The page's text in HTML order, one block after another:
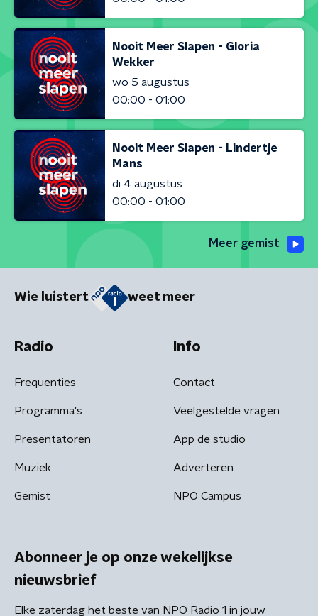
Nooit Meer Slapen - Gloria
Wekker
wo 5 augustus
00:00 - 01:00
Nooit Meer Slapen - Lindertje
Mans
di 4 augustus
00:00 - 01:00
Meer gemist
Wie luistert weet meer
Radio
Frequenties
Programma's
Presentatoren
Muziek
Gemist
Info
Contact
Veelgestelde vragen
App de studio
Adverteren
NPO Campus
Abonneer je op onze wekelijkse
nieuwsbrief
Elke zaterdag het beste van NPO Radio 1 in jouw